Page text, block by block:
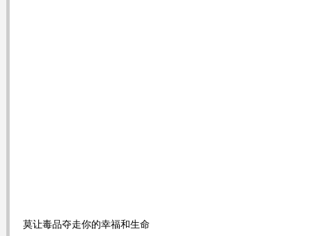
莫让毒品夺走你的幸福和生命